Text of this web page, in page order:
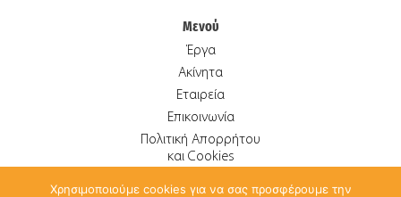
Μενού
Έργα
Ακίνητα
Εταιρεία
Επικοινωνία
Πολιτική Απορρήτου
και Cookies
Χρησιμοποιούμε cookies για να σας προσφέρουμε την